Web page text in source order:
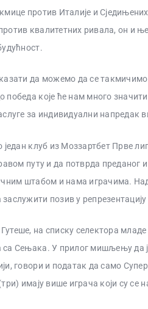
против Италије и
квалитетних ривала, он и
да можемо да се
победа које ће нам много
за индивидуални напредак
један клуб из Моззартбет Прве
путу и да потврда преданог
штабом и нама играчима.
позив у
на списку селектора младе
Сењака. У прилог мишљењу да
говори и податак да само
имају више играча који су се